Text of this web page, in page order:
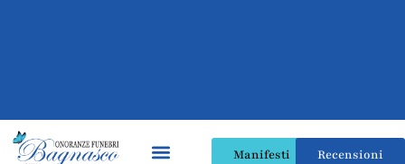
Manifesti Recensioni